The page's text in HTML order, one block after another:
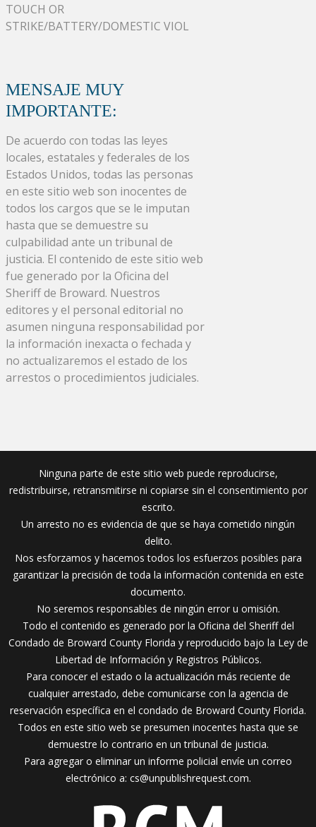
TOUCH OR
STRIKE/BATTERY/DOMESTIC VIOL
MENSAJE MUY
IMPORTANTE:
De acuerdo con todas las leyes
locales, estatales y federales de los
Estados Unidos, todas las personas
en este sitio web son inocentes de
todos los cargos que se le imputan
hasta que se demuestre su
culpabilidad ante un tribunal de
justicia. El contenido de este sitio web
fue generado por la Oficina del
Sheriff de Broward. Nuestros
editores y el personal editorial no
asumen ninguna responsabilidad por
la información inexacta o fechada y
no actualizaremos el estado de los
arrestos o procedimientos judiciales.
Ninguna parte de este sitio web puede reproducirse,
redistribuirse, retransmitirse ni copiarse sin el consentimiento por
escrito.
Un arresto no es evidencia de que se haya cometido ningún
delito.
Nos esforzamos y hacemos todos los esfuerzos posibles para
garantizar la precisión de toda la información contenida en este
documento.
No seremos responsables de ningún error u omisión.
Todo el contenido es generado por la Oficina del Sheriff del
Condado de Broward County Florida y reproducido bajo la Ley de
Libertad de Información y Registros Públicos.
Para conocer el estado o la actualización más reciente de
cualquier arrestado, debe comunicarse con la agencia de
reservación específica en el condado de Broward County Florida.
Todos en este sitio web se presumen inocentes hasta que se
demuestre lo contrario en un tribunal de justicia.
Para agregar o eliminar un informe policial envíe un correo
electrónico a: cs@unpublishrequest.com.